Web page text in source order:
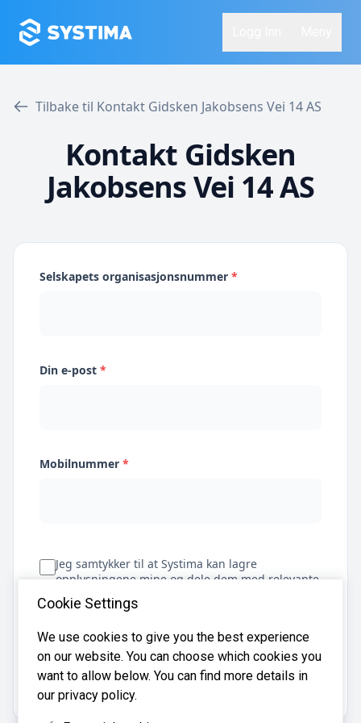
Tilbake til Kontakt Gidsken Jakobsens Vei 14 AS
Kontakt Gidsken
Jakobsens Vei 14 AS
Selskapets organisasjonsnummer *
Din e-post *
Mobilnummer *
Jeg samtykker til at Systima kan lagre
opplysningene mine og dele dem med relevante
regnskapsbyråer for å hjelpe meg å finne
regnskapsfører
Få tilbud
Cookie Settings
We use cookies to give you the best experience
on our website. You can choose which cookies you
want to allow below. You can find more details in
our privacy policy.